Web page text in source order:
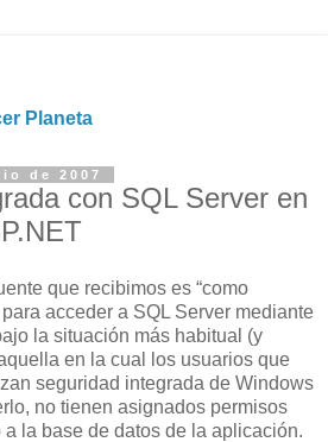
Planeta
de 2007
con SQL Server en
que recibimos es “como
acceder a SQL Server mediante
la situación más habitual (y
en la cual los usuarios que
seguridad integrada de Windows
no tienen asignados permisos
la base de datos de la aplicación.